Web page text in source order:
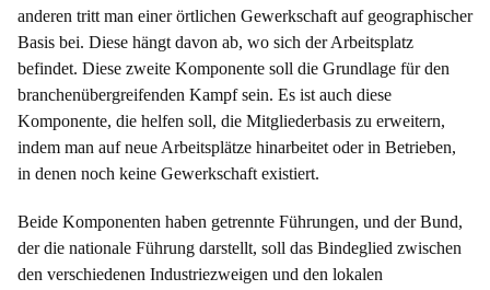
anderen tritt man einer örtlichen Gewerkschaft auf geographischer
Basis bei. Diese hängt davon ab, wo sich der Arbeitsplatz
befindet. Diese zweite Komponente soll die Grundlage für den
branchenübergreifenden Kampf sein. Es ist auch diese
Komponente, die helfen soll, die Mitgliederbasis zu erweitern,
indem man auf neue Arbeitsplätze hinarbeitet oder in Betrieben,
in denen noch keine Gewerkschaft existiert.
Beide Komponenten haben getrennte Führungen, und der Bund,
der die nationale Führung darstellt, soll das Bindeglied zwischen
den verschiedenen Industriezweigen und den lokalen